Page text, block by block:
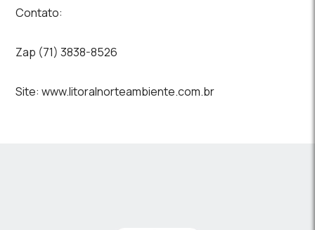
Contato:
Zap (71) 3838-8526
Site: www.litoralnorteambiente.com.br